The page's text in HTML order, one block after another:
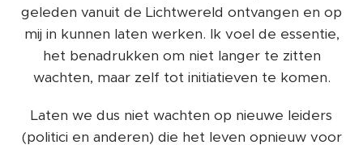
geleden vanuit de Lichtwereld ontvangen en op
mij in kunnen laten werken. Ik voel de essentie,
het benadrukken om niet langer te zitten
wachten, maar zelf tot initiatieven te komen.
Laten we dus niet wachten op nieuwe leiders
(politici en anderen) die het leven opnieuw voor